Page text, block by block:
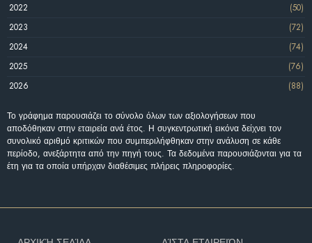
2022
(50)
2023
(72)
2024
(74)
2025
(76)
2026
(88)
Το γράφημα παρουσιάζει το σύνολο όλων των αξιολογήσεων που
αποδόθηκαν στην εταιρεία ανά έτος. Η συγκεντρωτική εικόνα δείχνει τον
συνολικό αριθμό κριτικών που συμπεριλήφθηκαν στην ανάλυση σε κάθε
περίοδο, ανεξάρτητα από την πηγή τους. Τα δεδομένα παρουσιάζονται για τα
έτη για τα οποία υπήρχαν διαθέσιμες πλήρεις πληροφορίες.